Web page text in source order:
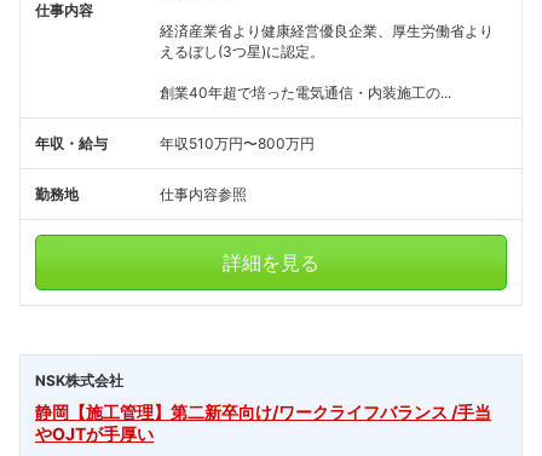
仕事内容
経済産業省より健康経営優良企業、厚生労働省より
えるぼし(3つ星)に認定。
創業40年超で培った電気通信・内装施工の...
年収・給与 年収510万円〜800万円
勤務地 仕事内容参照
詳細を見る
NSK株式会社
静岡【施工管理】第二新卒向け/ワークライフバランス /手当
やOJTが手厚い